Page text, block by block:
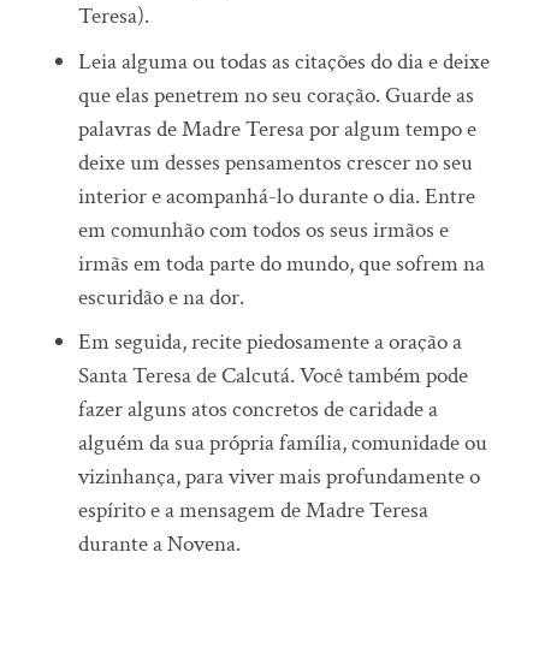
Teresa).
Leia alguma ou todas as citações do dia e deixe
que elas penetrem no seu coração. Guarde as
palavras de Madre Teresa por algum tempo e
deixe um desses pensamentos crescer no seu
interior e acompanhá-lo durante o dia. Entre
em comunhão com todos os seus irmãos e
irmãs em toda parte do mundo, que sofrem na
escuridão e na dor.
Em seguida, recite piedosamente a oração a
Santa Teresa de Calcutá. Você também pode
fazer alguns atos concretos de caridade a
alguém da sua própria família, comunidade ou
vizinhança, para viver mais profundamente o
espírito e a mensagem de Madre Teresa
durante a Novena.